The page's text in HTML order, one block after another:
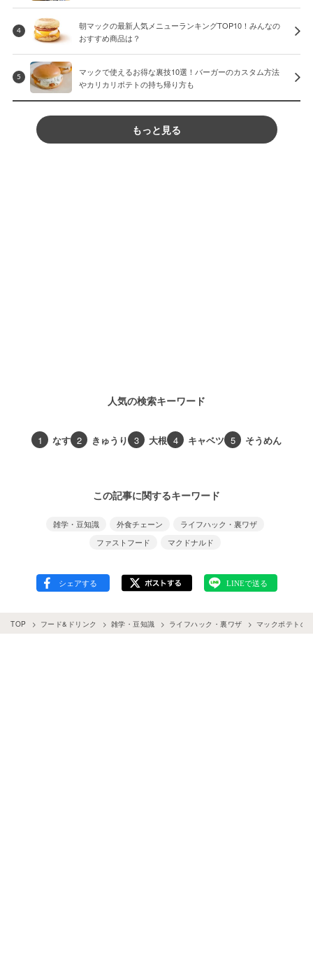
4
朝マックの最新人気メニューランキングTOP10！みんなの
おすすめ商品は？
5
マックで使えるお得な裏技10選！バーガーのカスタム方法
やカリカリポテトの持ち帰り方も
もっと見る
人気の検索キーワード
1 なす 2 きゅうり 3 大根 4 キャベツ 5 そうめん
この記事に関するキーワード
雑学・豆知識 外食チェーン
ライフハック・裏ワザ
ファストフード
マクドナルド
TOP フード&ドリンク 雑学・豆知識 ライフハック・裏ワザ マックポテトの